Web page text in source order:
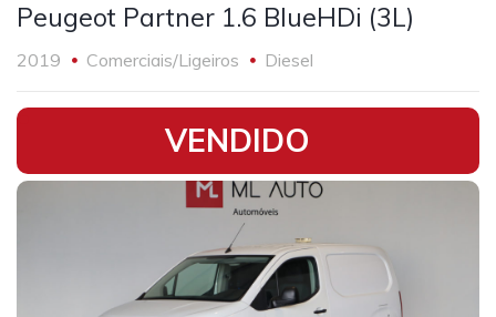
Peugeot Partner 1.6 BlueHDi (3L)
2019 Comerciais/Ligeiros Diesel
•
VENDIDO